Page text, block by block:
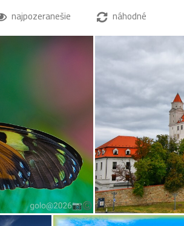
najpozeranešie náhodné